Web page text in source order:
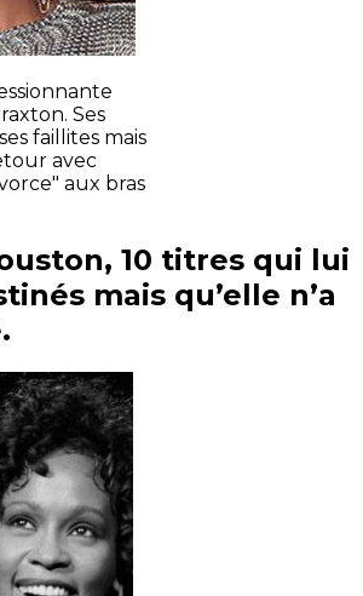
Ses
faillites mais
avec
aux bras
10 titres qui lui
mais qu’elle n’a